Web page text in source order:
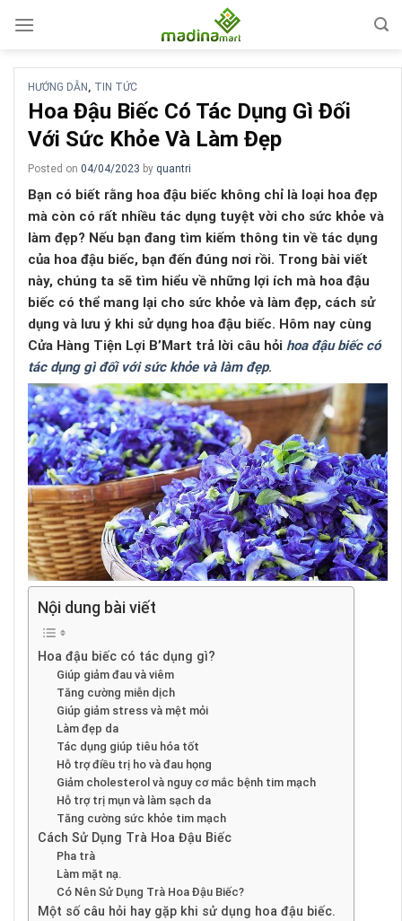
HƯỚNG DẪN , TIN TỨC
Hoa Đậu Biếc Có Tác Dụng Gì Đối
Với Sức Khỏe Và Làm Đẹp
Posted on 04/04/2023 by quantri
Bạn có biết rằng hoa đậu biếc không chỉ là loại hoa đẹp
mà còn có rất nhiều tác dụng tuyệt vời cho sức khỏe và
làm đẹp? Nếu bạn đang tìm kiếm thông tin về tác dụng
của hoa đậu biếc, bạn đến đúng nơi rồi. Trong bài viết
này, chúng ta sẽ tìm hiểu về những lợi ích mà hoa đậu
biếc có thể mang lại cho sức khỏe và làm đẹp, cách sử
dụng và lưu ý khi sử dụng hoa đậu biếc. Hôm nay cùng
Cửa Hàng Tiện Lợi B’Mart trả lời câu hỏi hoa đậu biếc có
tác dụng gì đối với sức khỏe và làm đẹp.
Nội dung bài viết
Hoa đậu biếc có tác dụng gì?
Giúp giảm đau và viêm
Tăng cường miễn dịch
Giúp giảm stress và mệt mỏi
Làm đẹp da
Tác dụng giúp tiêu hóa tốt
Hỗ trợ điều trị ho và đau họng
Giảm cholesterol và nguy cơ mắc bệnh tim mạch
Hỗ trợ trị mụn và làm sạch da
Tăng cường sức khỏe tim mạch
Cách Sử Dụng Trà Hoa Đậu Biếc
Pha trà
Làm mặt nạ.
Có Nên Sử Dụng Trà Hoa Đậu Biếc?
Một số câu hỏi hay gặp khi sử dụng hoa đậu biếc.